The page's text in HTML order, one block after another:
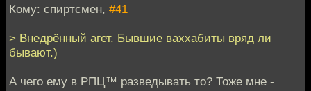
Кому: спиртсмен, #41
> Внедрённый агет. Бывшие ваххабиты вряд ли
бывают.)
А чего ему в РПЦ™ разведывать то? Тоже мне -